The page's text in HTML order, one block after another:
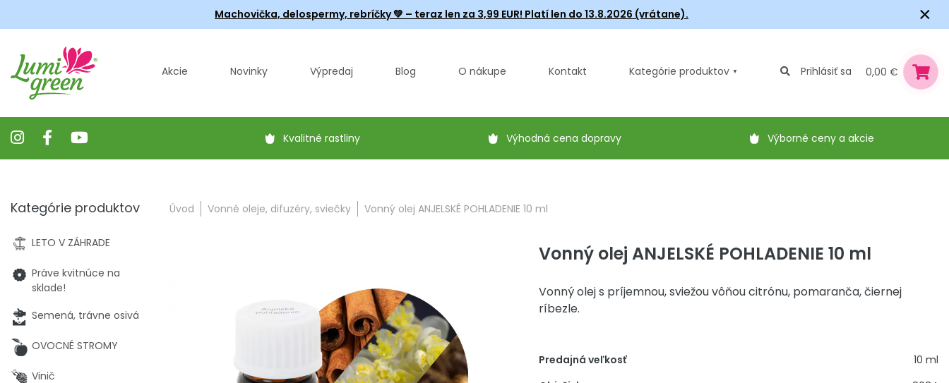
Machovička, delospermy, rebríčky💚 – teraz len za 3,99 EUR! Platí len do 13.8.2026 (vrátane). ×
Akcie Novinky Výpredaj Blog O nákupe Kontakt Kategórie produktov Prihlásiť sa 0,00 €
Kvalitné rastliny Výhodná cena dopravy Výborné ceny a akcie
Úvod Vonné oleje, difuzéry, sviečky Vonný olej ANJELSKÉ POHLADENIE 10 ml
Vonný olej ANJELSKÉ POHLADENIE 10 ml
Vonný olej s príjemnou, sviežou vôňou citrónu, pomaranča, čiernej
ríbezle.
Predajná veľkosť
10 ml
Kategórie produktov
LETO V ZÁHRADE
Práve kvitnúce na
sklade!
Semená, trávne osivá
OVOCNÉ STROMY
Vinič